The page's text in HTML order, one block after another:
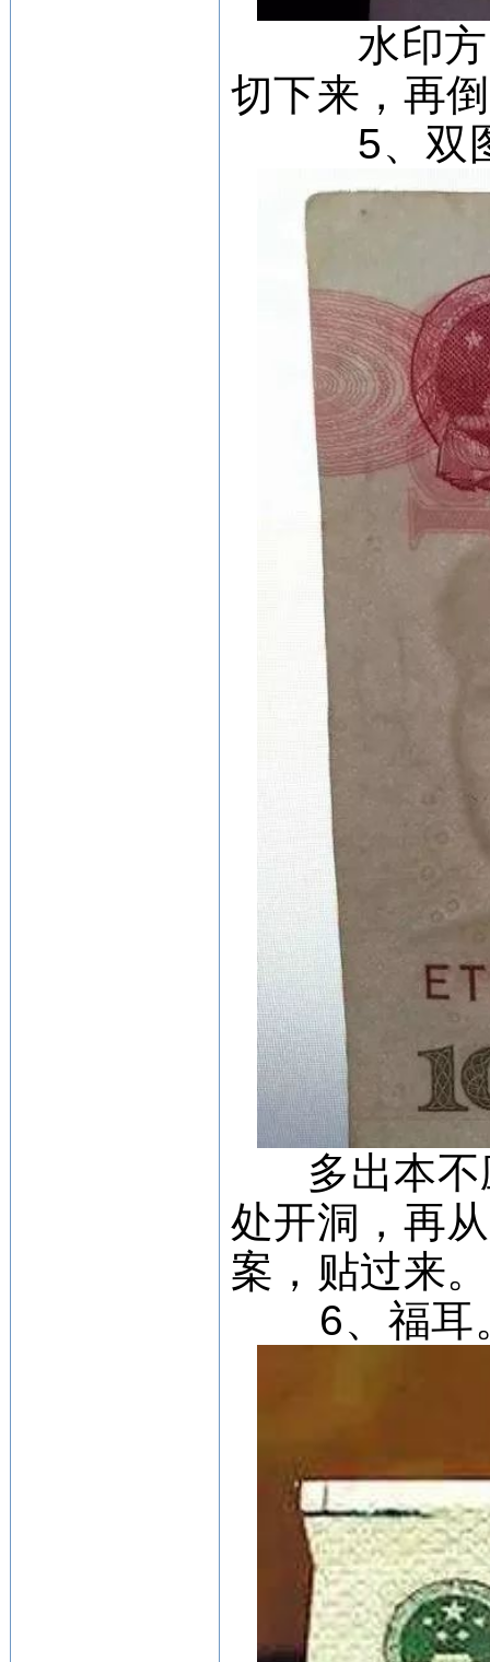
水印
切下来，再
5、双图
多出本
处开洞，再
案，贴过来。
6、福耳